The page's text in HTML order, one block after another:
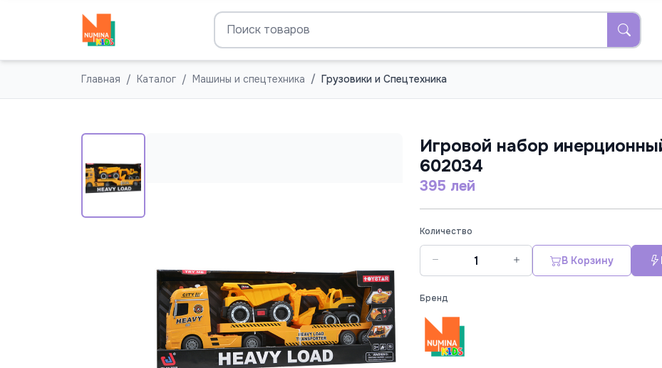
Главная Каталог Машины и спецтехника Грузовики и Спецтехника
Игровой набор
602034
395 лей
Количество
В Корзину
Бренд